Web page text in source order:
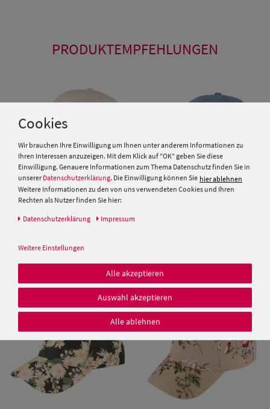
Damen Caps
Damen
Baseball Caps
PRODUKTEMPFEHLUNGEN
uni reine Baumwolle
15,00 €
Cookies
Wir brauchen Ihre Einwilligung um Ihnen unter anderem Informationen zu
Ihren Interessen anzuzeigen. Mit dem Klick auf "OK" geben Sie diese
Einwilligung. Genauere Informationen zum Thema Datenschutz finden Sie in
unserer Datenschutzerklärung. Die Einwilligung können Sie hier ablehnen
Weitere Informationen zu den von uns verwendeten Cookies und Ihren
Rechten als Nutzer finden Sie hier:
Daten­schutz­erklärung Impressum
Weitere Einstellungen
Alle akzeptieren
Auswahl akzeptieren
Alle ablehnen